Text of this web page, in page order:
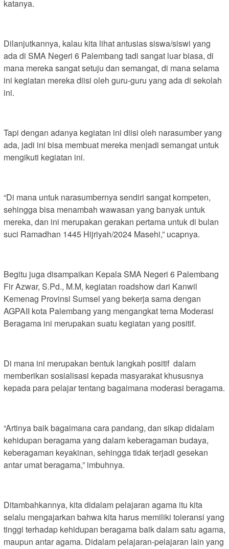
katanya.
Dilanjutkannya, kalau kita lihat antusias siswa/siswi yang
ada di SMA Negeri 6 Palembang tadi sangat luar biasa, di
mana mereka sangat setuju dan semangat, di mana selama
ini kegiatan mereka diisi oleh guru-guru yang ada di sekolah
ini.
Tapi dengan adanya kegiatan ini diisi oleh narasumber yang
ada, jadi ini bisa membuat mereka menjadi semangat untuk
mengikuti kegiatan ini.
“Di mana untuk narasumbernya sendiri sangat kompeten,
sehingga bisa menambah wawasan yang banyak untuk
mereka, dan ini merupakan gerakan pertama untuk di bulan
suci Ramadhan 1445 Hijriyah/2024 Masehi,” ucapnya.
Begitu juga disampaikan Kepala SMA Negeri 6 Palembang
Fir Azwar, S.Pd., M.M, kegiatan roadshow dari Kanwil
Kemenag Provinsi Sumsel yang bekerja sama dengan
AGPAII kota Palembang yang mengangkat tema Moderasi
Beragama ini merupakan suatu kegiatan yang positif.
Di mana ini merupakan bentuk langkah positif dalam
memberikan sosialisasi kepada masyarakat khususnya
kepada para pelajar tentang bagaimana moderasi beragama.
“Artinya baik bagaimana cara pandang, dan sikap didalam
kehidupan beragama yang dalam keberagaman budaya,
keberagaman keyakinan, sehingga tidak terjadi gesekan
antar umat beragama,” imbuhnya.
Ditambahkannya, kita didalam pelajaran agama itu kita
selalu mengajarkan bahwa kita harus memiliki toleransi yang
tinggi terhadap kehidupan beragama baik dalam satu agama,
maupun antar agama. Didalam pelajaran-pelajaran lain yang